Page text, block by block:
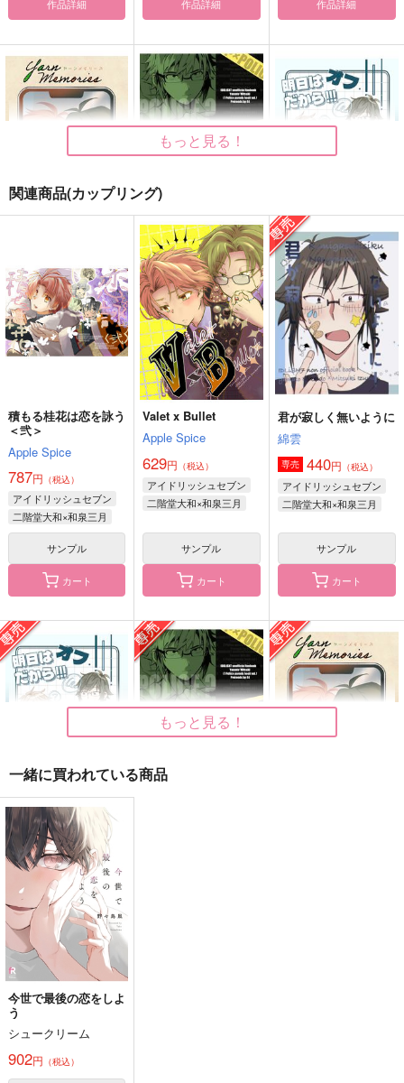
作品詳細 作品詳細 作品詳細
もちの上にもいちご
1,100円（税込）
二階堂大和×和泉三月
サンプル
POLICE？
×POLICE？=
ドワーフむら
944円 （税込）
二階堂大和×和泉三月
サンプル
作品詳細
明日はオフだか
ら！！！
la frutta
330円（税込）
二階堂大和×和泉三月
サンプル
作品詳細
君が寂しく無いように
綿雲
440円（税込）
二階堂大和×和泉三月
作品詳細
これが恋だとしたら
SPECIAL TRUCK
418円（税込）
二階堂大和×千
FirstStep やまみつ
初キスアンソロジー
Anthem
4,715円（税込）
Valet x Bullet
Apple Spice
629円
もっと見る！
関連商品(カップリング)
積もる桂花は恋を詠う
＜弐＞
Apple Spice
787円 （税込）
アイドリッシュセブン
二階堂大和×和泉三月
サンプル
カート
Valet x Bullet
Apple Spice
629円 （税込）
アイドリッシュセブン
二階堂大和×和泉三月
サンプル
カート
君が寂しく無いように
綿雲
専売 440円 （税込）
アイドリッシュセブン
二階堂大和×和泉三月
サンプル
カート
明日はオフだか
ら！！！
la frutta
330 円（税込）
アイドリッシュセブン
二階堂大和×和泉三月
サンプル
カート
もっと見る！
一緒に買われている商品
今世で最後の恋をしよ
う
シュークリーム
902円 （税込）